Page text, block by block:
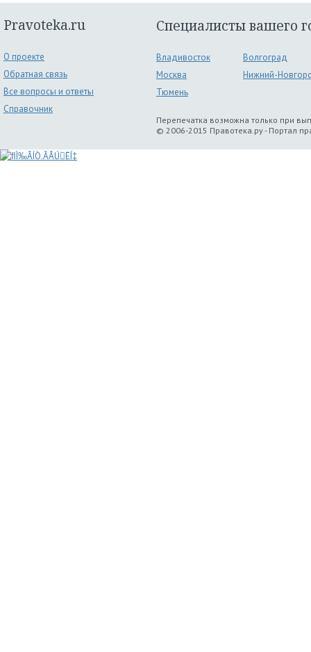
Pravoteka.ru
О проекте
Обратная связь
Все вопросы и ответы
Справочник
Специалисты вашего
Владивосток
Волгоград
Москва
Нижний-
Тюмень
Перепечатка возможна только при
© 2006-2015 Правотека.ру - Портал